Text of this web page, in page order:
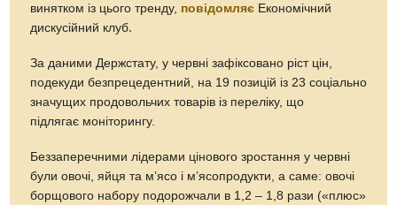
винятком із цього тренду, повідомляє Економічний
дискусійний клуб.
За даними Держстату, у червні зафіксовано ріст цін,
подекуди безпрецедентний, на 19 позицій із 23 соціально
значущих продовольчих товарів із переліку, що
підлягає моніторингу.
Беззаперечними лідерами цінового зростання у червні
були овочі, яйця та м’ясо і м’ясопродукти, а саме: овочі
борщового набору подорожчали в 1,2 – 1,8 рази («плюс»